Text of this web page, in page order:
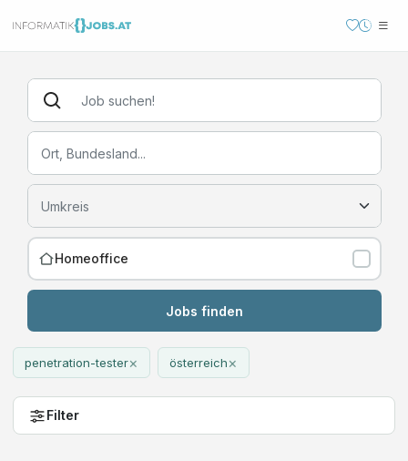
Homeoffice
Jobs finden
penetration-tester× österreich×
Filter